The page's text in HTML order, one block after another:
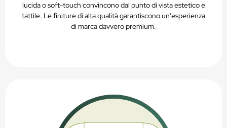
lucida o soft-touch convincono dal punto di vista estetico e
tattile. Le finiture di alta qualità garantiscono un'esperienza
di marca davvero premium.